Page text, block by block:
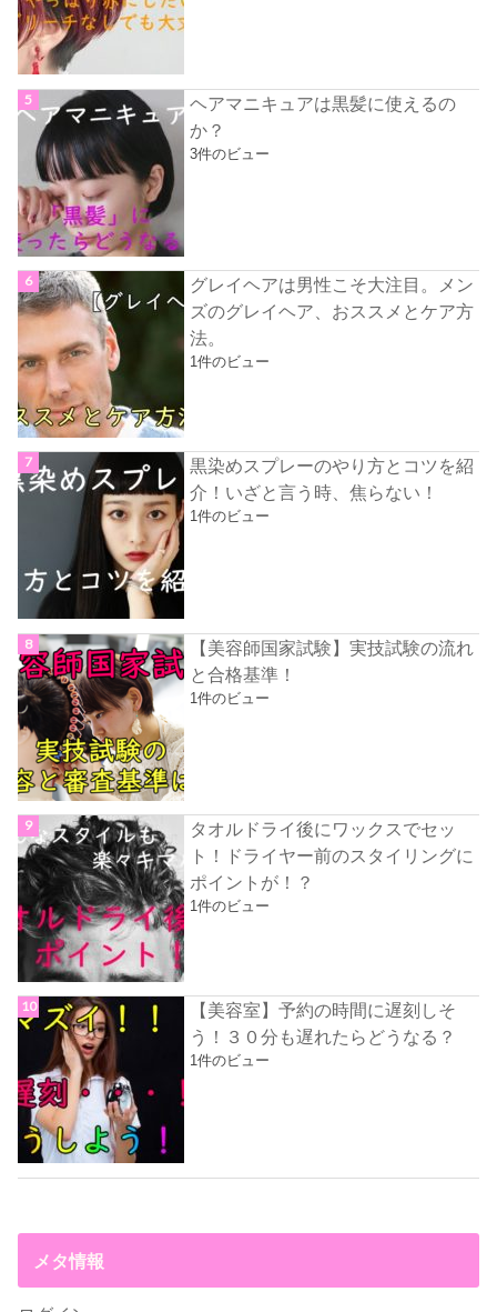
ヘアマニキュアは黒髪に使えるの
か？
3件のビュー
グレイヘアは男性こそ大注目。メン
ズのグレイヘア、おススメとケア方
法。
1件のビュー
黒染めスプレーのやり方とコツを紹
介！いざと言う時、焦らない！
1件のビュー
【美容師国家試験】実技試験の流れ
と合格基準！
1件のビュー
タオルドライ後にワックスでセッ
ト！ドライヤー前のスタイリングに
ポイントが！？
1件のビュー
【美容室】予約の時間に遅刻しそ
う！３０分も遅れたらどうなる？
1件のビュー
メタ情報